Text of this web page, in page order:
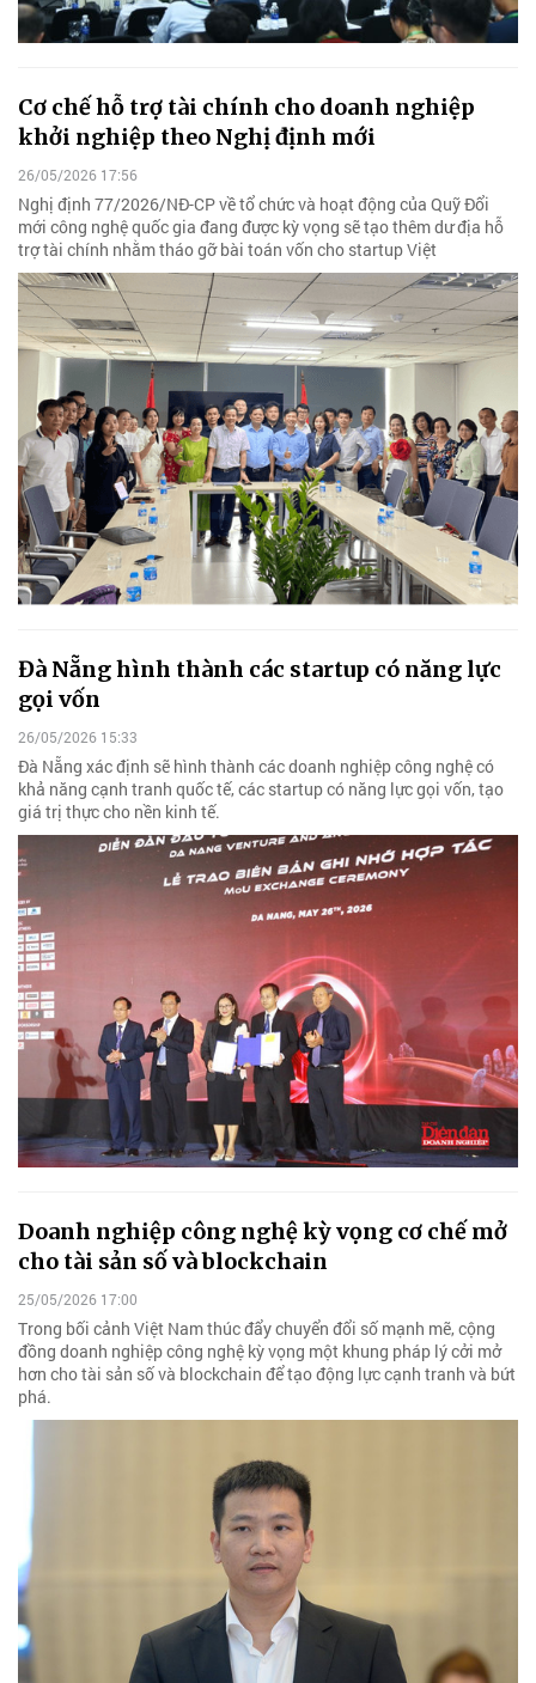
Cơ chế hỗ trợ tài chính cho doanh nghiệp
khởi nghiệp theo Nghị định mới
26/05/2026 17:56
Nghị định 77/2026/NĐ-CP về tổ chức và hoạt động của Quỹ Đổi
mới công nghệ quốc gia đang được kỳ vọng sẽ tạo thêm dư địa hỗ
trợ tài chính nhằm tháo gỡ bài toán vốn cho startup Việt
Đà Nẵng hình thành các startup có năng lực
gọi vốn
26/05/2026 15:33
Đà Nẵng xác định sẽ hình thành các doanh nghiệp công nghệ có
khả năng cạnh tranh quốc tế, các startup có năng lực gọi vốn, tạo
giá trị thực cho nền kinh tế.
Doanh nghiệp công nghệ kỳ vọng cơ chế mở
cho tài sản số và blockchain
25/05/2026 17:00
Trong bối cảnh Việt Nam thúc đẩy chuyển đổi số mạnh mẽ, cộng
đồng doanh nghiệp công nghệ kỳ vọng một khung pháp lý cởi mở
hơn cho tài sản số và blockchain để tạo động lực cạnh tranh và bứt
phá.